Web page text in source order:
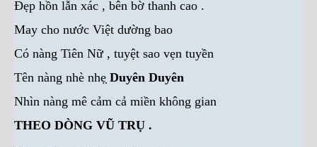
Đẹp hồn lẫn xác , bên bờ thanh cao .
May cho nước Việt dường bao
Có nàng Tiên Nữ , tuyệt sao vẹn tuyền
Tên nàng nhè nhẹ̣ Duyên Duyên
Nhìn nàng mê cảm cả miền không gian
THEO DÒNG VŨ TRỤ .